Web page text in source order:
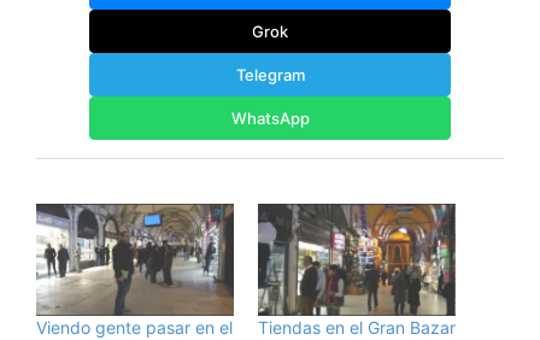
Grok
Telegram
WhatsApp
Viendo gente pasar en el
Tiendas en el Gran Bazar